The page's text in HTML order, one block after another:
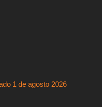
1 de agosto 2026